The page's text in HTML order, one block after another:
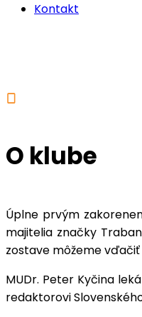
Kontakt
O klube
Úplne prvým
majitelia značky
zostave môžeme vďačiť
MUDr. Peter Kyčina
redaktorovi